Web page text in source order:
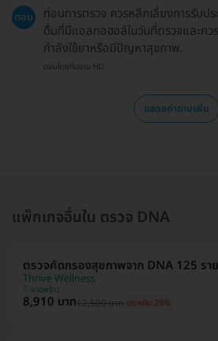
ตอบ
ก่อนการตรวจ ควรหลีกเลี่ยงการรับป
ดื่มที่มีแอลกอฮอล์ในวันที่ตรวจและค
กำลังใช้ยาหรือมีปัญหาสุขภาพ.
ตอบโดยทีมงาน HD
แสดงคำถามเพิ่ม
แพ็กเกจอื่นใน ตรวจ DNA
ตรวจคัดกรองสุขภาพจาก DNA 125 รา
Thrive Wellness
ลาดพร้าว
8,910 บาท12,500 บาท ประหยัด 29%